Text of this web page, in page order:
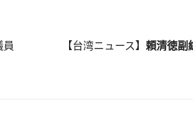
員
【台湾ニュース】 頼清徳副